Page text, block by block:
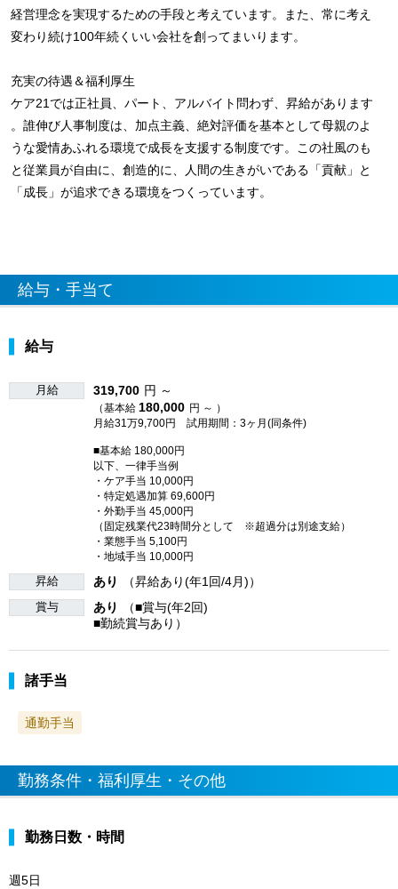
経営理念を実現するための手段と考えています。また、常に考え
変わり続け100年続くいい会社を創ってまいります。
充実の待遇＆福利厚生
ケア21では正社員、パート、アルバイト問わず、昇給があります
。誰伸び人事制度は、加点主義、絶対評価を基本として母親のよ
うな愛情あふれる環境で成長を支援する制度です。この社風のも
と従業員が自由に、創造的に、人間の生きがいである「貢献」と
「成長」が追求できる環境をつくっています。
給与・手当て
給与
月給 319,700 円 ～
（基本給 180,000 円 ～ ）
月給31万9,700円 試用期間：3ヶ月(同条件)
■基本給 180,000円
以下、一律手当例
・ケア手当 10,000円
・特定処遇加算 69,600円
・外勤手当 45,000円
（固定残業代23時間分として ※超過分は別途支給）
・業態手当 5,100円
・地域手当 10,000円
昇給 あり （昇給あり(年1回/4月)）
賞与 あり
（■賞与(年2回)
■勤続賞与あり）
諸手当
通勤手当
勤務条件・福利厚生・その他
勤務日数・時間
週5日